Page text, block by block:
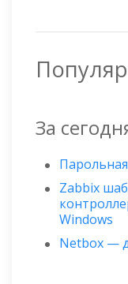
За
Zabbix
Windows
Netbox —